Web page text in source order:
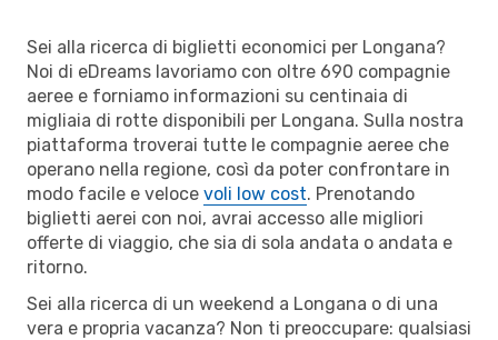
Sei alla ricerca di biglietti economici per Longana?
Noi di eDreams lavoriamo con oltre 690 compagnie
aeree e forniamo informazioni su centinaia di
migliaia di rotte disponibili per Longana. Sulla nostra
piattaforma troverai tutte le compagnie aeree che
operano nella regione, così da poter confrontare in
modo facile e veloce voli low cost. Prenotando
biglietti aerei con noi, avrai accesso alle migliori
offerte di viaggio, che sia di sola andata o andata e
ritorno.
Sei alla ricerca di un weekend a Longana o di una
vera e propria vacanza? Non ti preoccupare: qualsiasi